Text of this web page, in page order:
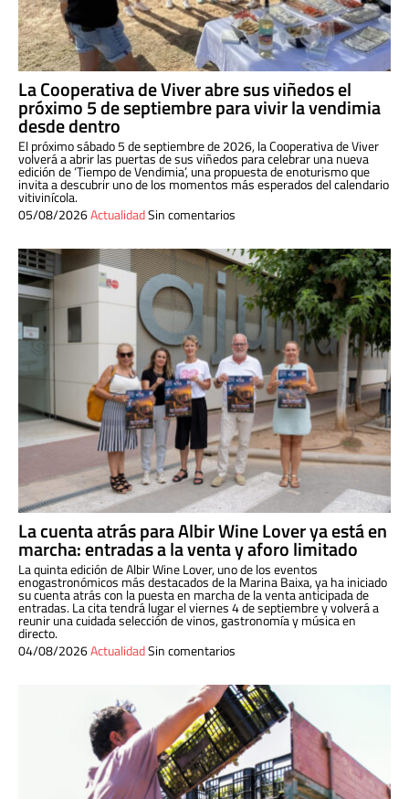
La Cooperativa de Viver abre sus viñedos el
próximo 5 de septiembre para vivir la vendimia
desde dentro
El próximo sábado 5 de septiembre de 2026, la Cooperativa de Viver
volverá a abrir las puertas de sus viñedos para celebrar una nueva
edición de ‘Tiempo de Vendimia’, una propuesta de enoturismo que
invita a descubrir uno de los momentos más esperados del calendario
vitivinícola.
05/08/2026ActualidadSin comentarios
La cuenta atrás para Albir Wine Lover ya está en
marcha: entradas a la venta y aforo limitado
La quinta edición de Albir Wine Lover, uno de los eventos
enogastronómicos más destacados de la Marina Baixa, ya ha iniciado
su cuenta atrás con la puesta en marcha de la venta anticipada de
entradas. La cita tendrá lugar el viernes 4 de septiembre y volverá a
reunir una cuidada selección de vinos, gastronomía y música en
directo.
04/08/2026ActualidadSin comentarios